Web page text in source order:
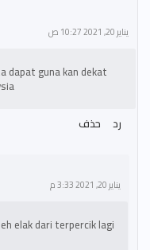
يناير 20, 2021 10:27 ص
dapat guna kan dekat
رد
حذف
يناير 20, 2021 3:33 م
elak dari terpercik lagi